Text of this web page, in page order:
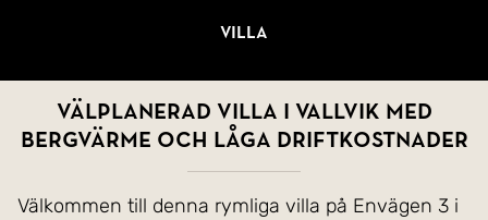
Villa
Välplanerad villa i Vallvik med
bergvärme och låga driftkostnader
Välkommen till denna rymliga villa på Envägen 3 i